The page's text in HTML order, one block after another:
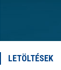
LETÖLTÉSEK